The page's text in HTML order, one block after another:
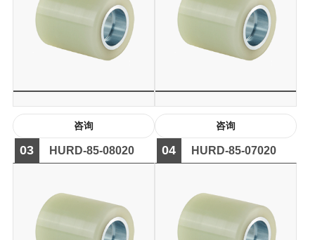
咨询 咨询
03 HURD-85-08020 04 HURD-85-07020